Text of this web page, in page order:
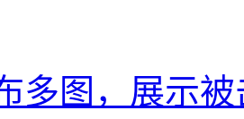
多图，展示